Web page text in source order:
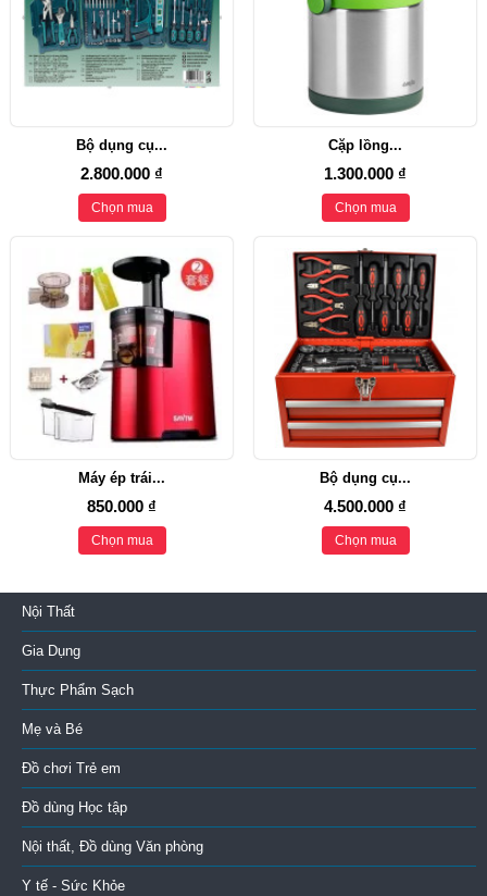
Bộ dụng cụ...
2.800.000 ₫
Chọn mua
Cặp lồng...
1.300.000 ₫
Chọn mua
Máy ép trái...
850.000 ₫
Chọn mua
Bộ dụng cụ...
4.500.000 ₫
Chọn mua
Nội Thất
Gia Dụng
Thực Phẩm Sạch
Mẹ và Bé
Đồ chơi Trẻ em
Đồ dùng Học tập
Nội thất, Đồ dùng Văn phòng
Y tế - Sức Khỏe